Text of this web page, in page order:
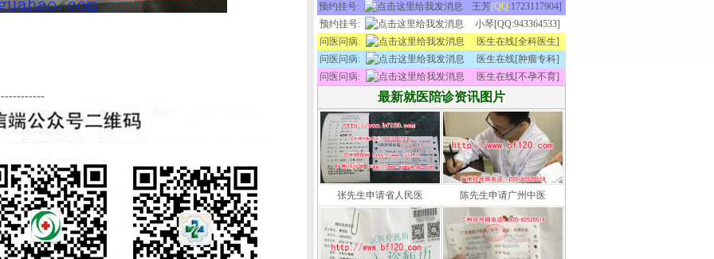
预约挂号:
王芳[QQ:1723117904]
预约挂号:
小琴[QQ:943364533]
问医问病:
医生在线[全科医生]
问医问病:
医生在线[肿瘤专科]
问医问病:
医生在线[不孕不育]
最新就医陪诊资讯图片
张先生申请省人民医 陈先生申请广州中医